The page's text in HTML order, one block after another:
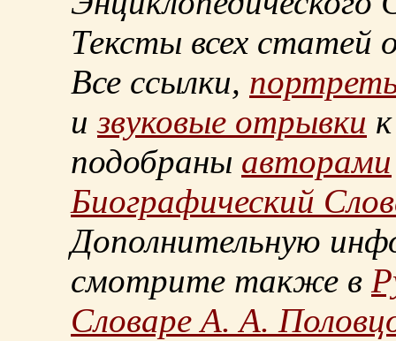
Тексты всех статей
Все ссылки,
извуковые отрывки
подобраны авторами
Биографический
Дополнительную
смотрите также в
Словаре А. А.